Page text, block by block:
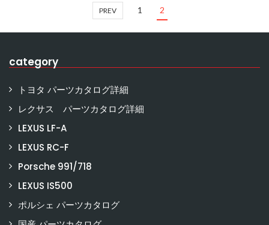
PREV 1 2
category
トヨタ パーツカタログ詳細
レクサス パーツカタログ詳細
LEXUS LF-A
LEXUS RC-F
Porsche 991/718
LEXUS IS500
ポルシェ パーツカタログ